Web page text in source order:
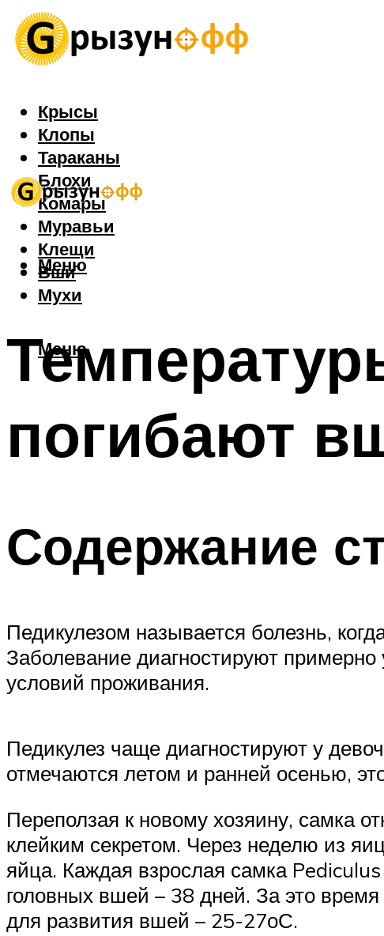
Крысы
Клопы
Тараканы
Блохи
Комары
Муравьи
Клещи
Вши
Мухи
Меню
Меню
погибают
Содержание
Педикулезом называется болезнь,
Заболевание диагностируют примерно
условий проживания.
Педикулез чаще диагностируют у
отмечаются летом и ранней осенью,
Переползая к новому хозяину, самка
клейким секретом. Через неделю из
яйца. Каждая взрослая самка
головных вшей – 38 дней. За это
для развития вшей – 25-27оС.